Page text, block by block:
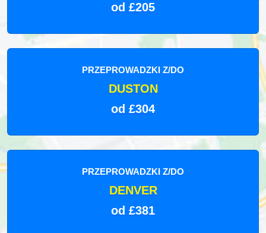
od £205
PRZEPROWADZKI Z/DO
DUSTON
od £304
PRZEPROWADZKI Z/DO
DENVER
od £381